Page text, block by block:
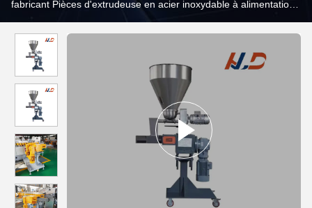
fabricant Pièces d'extrudeuse en acier inoxydable à alimentation